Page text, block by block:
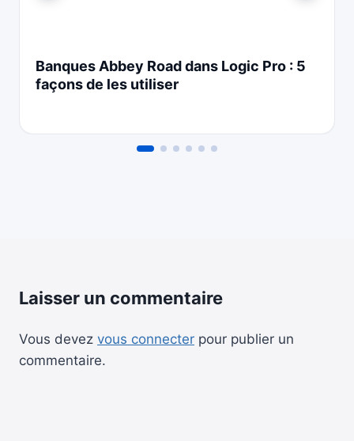
Banques Abbey Road dans Logic Pro : 5
façons de les utiliser
Laisser un commentaire
Vous devez vous connecter pour publier un
commentaire.